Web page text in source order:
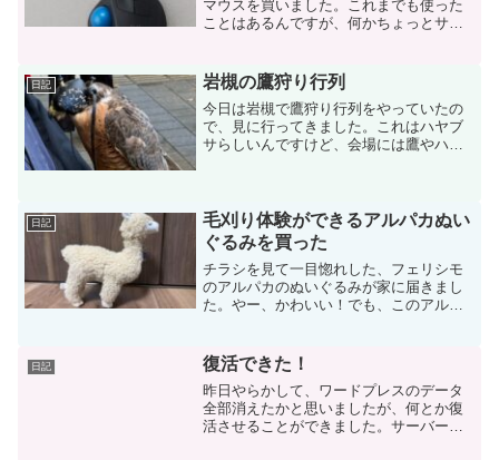
マウスを買いました。これまでも使った
ことはあるんですが、何かちょっとサイ
になってたんです。今回買ったのはロジ
クールのERGO M57...
日記 岩槻の鷹狩り行列
今日は岩槻で鷹狩り行列をやっていたの
で、見に行ってきました。これはハヤブ
サらしいんですけど、会場には鷹やハヤ
いく放鷹術をやってました...
日記
毛刈り体験ができるアルパカぬい
ぐるみを買った
チラシを見て一目惚れした、フェリシモ
のアルパカのぬいぐるみが家に届きまし
た。やー、かわいい！でも、このアルパ
すが、このファスナーを下げて、もこも
こを脱ぐことができるんです...
日記 復活できた！
昨日やらかして、ワードプレスのデータ
全部消えたかと思いましたが、何とか復
活させることができました。サーバーの